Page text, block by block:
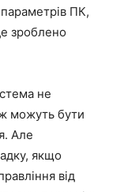
параметрів ПК,
зроблено
не
можуть бути
Але
якщо
від